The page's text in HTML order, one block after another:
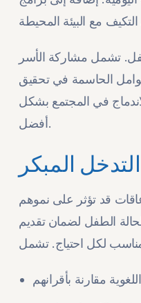
تشمل مشاركة الأسر
الحاسمة في تحقيق
في المجتمع بشكل
أفضل.
المبكر
قد تؤثر على نموهم
الطفل لضمان تقديم